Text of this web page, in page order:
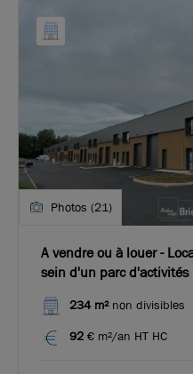
Photos (21)
A vendre ou à louer -
sein d'un parc d'activités
Bourgoin Jallieu
234 m²non divisibles
92 € m²/an HT HC